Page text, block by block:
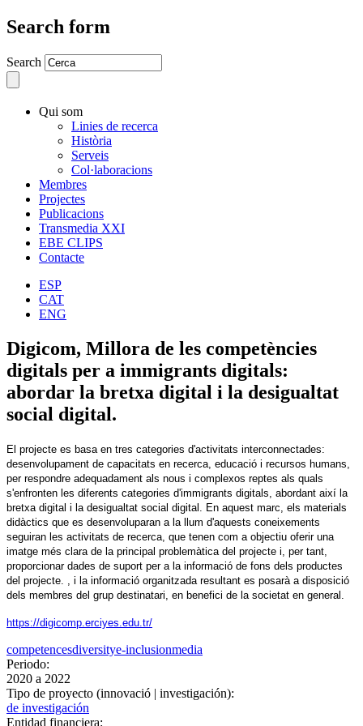
Search form
Search
Qui som
Linies de recerca
Història
Serveis
Col·laboracions
Membres
Projectes
Publicacions
Transmedia XXI
EBE CLIPS
Contacte
ESP
CAT
ENG
Digicom, Millora de les competències
digitals per a immigrants digitals:
abordar la bretxa digital i la desigualtat
social digital.
El projecte es basa en tres categories d'activitats interconnectades:
desenvolupament de capacitats en recerca, educació i recursos humans,
per respondre adequadament als nous i complexos reptes als quals
s'enfronten les diferents categories d'immigrants digitals, abordant així la
bretxa digital i la desigualtat social digital. En aquest marc, els materials
didàctics que es desenvoluparan a la llum d'aquests coneixements
seguiran les activitats de recerca, que tenen com a objectiu oferir una
imatge més clara de la principal problemàtica del projecte i, per tant,
proporcionar dades de suport per a la informació de fons dels productes
del projecte. , i la informació organitzada resultant es posarà a disposició
dels membres del grup destinatari, en benefici de la societat en general.
https://digicomp.erciyes.edu.tr/
competencesdiversitye-inclusionmedia
Periodo:
2020 a 2022
Tipo de proyecto (innovació | investigación):
de investigación
Entidad financiera: